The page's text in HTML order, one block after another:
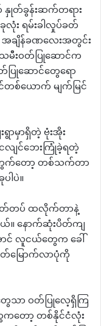
တ်ခွန်းဆက်တရား
ခုလုံး ရမ်းခါလှုပ်ခတ်
ချိန်ခဏလေးအတွင်း
မီးဝတ်ပြုဆောင်က
ပြုဆောင်တွေရော
တစ်ယောက် မျက်မြင်
ာမှာရှိတဲ့ ဗုံးအိုး
ျင်ဘေးကြုံခဲ့ရတဲ့
က်တော့ တစ်သက်တာ
ါပဲ။
တ်တပ် ထလိုက်တာနဲ့
ယ်။ နောက်ဆုံးပိတ်ကျ
ာင် လူငယ်တွေက ခေါ်
ြောက်လာပုံကို
ေသာ ဝတ်ပြုလေ့ရှိကြ
ကတော့ တစ်နိုင်ငံလုံး